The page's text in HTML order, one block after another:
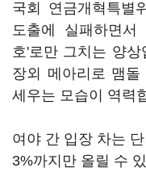
국회 연금개혁특별
도출에 실패하면
호'로만 그치는 양
장외 메아리로 맴
세우는 모습이 역력
여야 간 입장 차는
3%까지만 올릴 수